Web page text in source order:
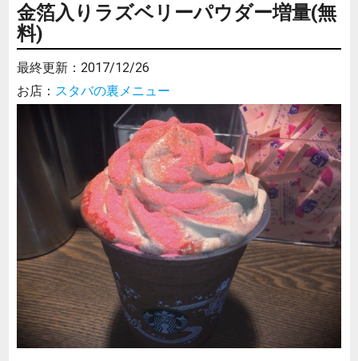
金箔入りラズベリーパウダー増量(無
料)
最終更新： 2017/12/26
お店： スタバの裏メニュー